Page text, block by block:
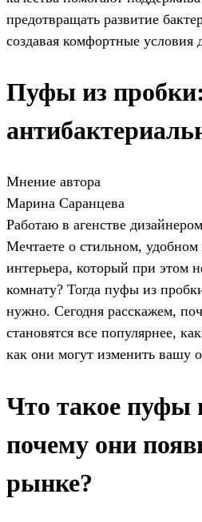
предотвращать развитие
создавая комфортные условия
Пуфы из
Мнение автора
Марина Саранцева
Работаю в агенстве
Мечтаете о стильном,
интерьера, который при этом
комнату? Тогда пуфы из
нужно. Сегодня расскажем,
становятся все популярнее,
как они могут изменить вашу
Что такое пуфы
почему они
рынке?